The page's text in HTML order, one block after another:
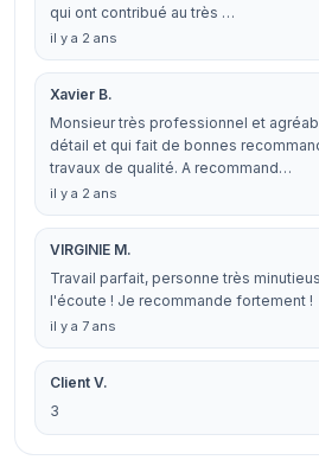
qui ont contribué au très …
il y a 2 ans
Xavier B.
Monsieur très professionnel et
détail et qui fait de bonnes
travaux de qualité. A recommand…
il y a 2 ans
VIRGINIE M.
Travail parfait, personne très
l'écoute ! Je recommande fortement !
il y a 7 ans
Client V.
3